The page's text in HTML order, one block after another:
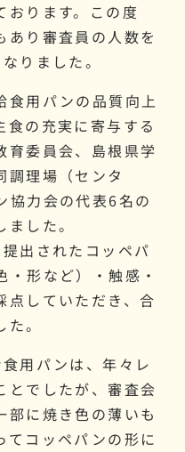
おります。この度
あり審査員の人数を
りました。
食用パンの品質向上
食の充実に寄与する
育委員会、島根県学
調理場（センタ
協力会の代表6名の
した。
出されたコッペパ
形など）・触感・
点していただき、合
。
用パンは、年々レ
とでしたが、審査会
部に焼き色の薄いも
てコッペパンの形に